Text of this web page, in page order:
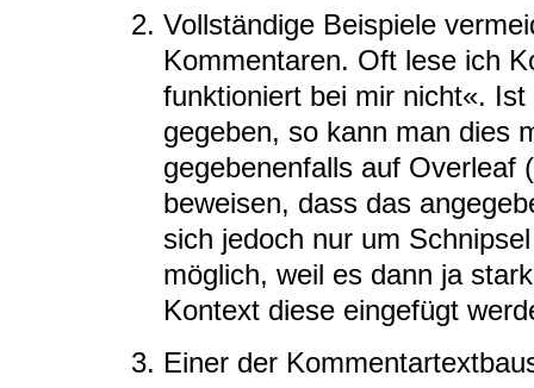
Vollständige Beispiele
Kommentaren. Oft lese ich
funktioniert bei mir nicht«.
gegeben, so kann man dies
gegebenenfalls auf Overleaf
beweisen, dass das
sich jedoch nur um
möglich, weil es dann ja
Kontext diese eingefügt
Einer der